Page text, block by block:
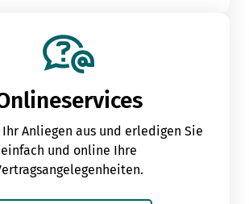
Anliegen aus und erledigen Sie
einfach und online Ihre